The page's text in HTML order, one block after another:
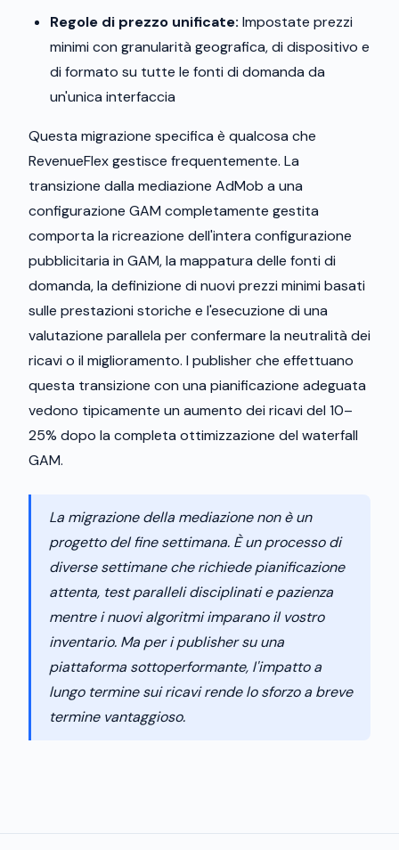
Regole di prezzo unificate: Impostate prezzi
minimi con granularità geografica, di dispositivo e
di formato su tutte le fonti di domanda da
un'unica interfaccia
Questa migrazione specifica è qualcosa che
RevenueFlex gestisce frequentemente. La
transizione dalla mediazione AdMob a una
configurazione GAM completamente gestita
comporta la ricreazione dell'intera configurazione
pubblicitaria in GAM, la mappatura delle fonti di
domanda, la definizione di nuovi prezzi minimi basati
sulle prestazioni storiche e l'esecuzione di una
valutazione parallela per confermare la neutralità dei
ricavi o il miglioramento. I publisher che effettuano
questa transizione con una pianificazione adeguata
vedono tipicamente un aumento dei ricavi del 10–
25% dopo la completa ottimizzazione del waterfall
GAM.
La migrazione della mediazione non è un
progetto del fine settimana. È un processo di
diverse settimane che richiede pianificazione
attenta, test paralleli disciplinati e pazienza
mentre i nuovi algoritmi imparano il vostro
inventario. Ma per i publisher su una
piattaforma sottoperformante, l'impatto a
lungo termine sui ricavi rende lo sforzo a breve
termine vantaggioso.